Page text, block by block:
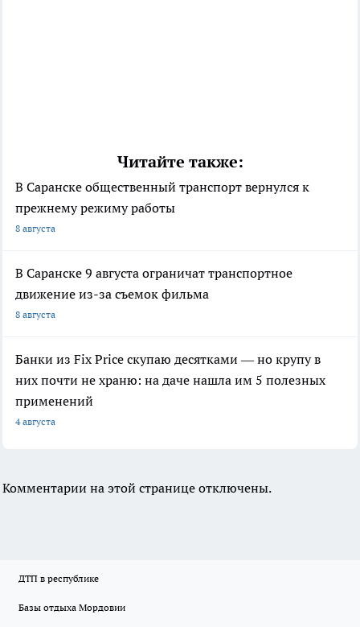
Читайте также:
В Саранске общественный транспорт вернулся к
прежнему режиму работы
8 августа
В Саранске 9 августа ограничат транспортное
движение из-за съемок фильма
8 августа
Банки из Fix Price скупаю десятками — но крупу в
них почти не храню: на даче нашла им 5 полезных
применений
4 августа
Комментарии на этой странице отключены.
ДТП в республике
Базы отдыха Мордовии